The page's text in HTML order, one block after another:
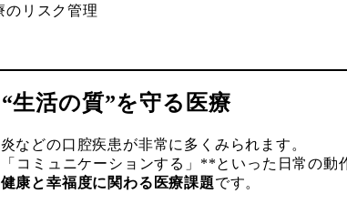
のリスク管理
生活の質”を守る医療
などの口腔疾患が非常に多くみられます。
コミュニケーションする」**といった日常の動
康と幸福度に関わる医療課題です。